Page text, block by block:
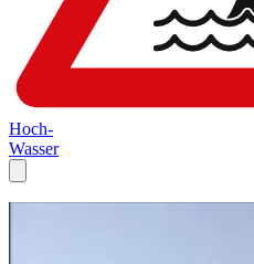
Hoch-
Wasser